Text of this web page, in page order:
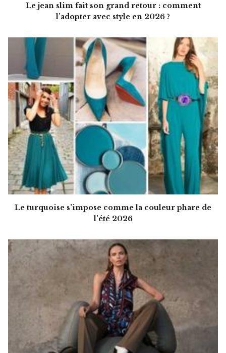
Le jean slim fait son grand retour : comment
l’adopter avec style en 2026 ?
Le turquoise s’impose comme la couleur phare de
l’été 2026